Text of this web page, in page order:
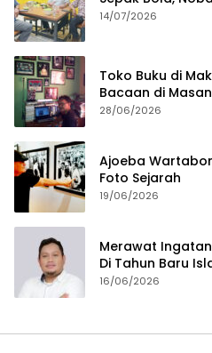
14/07/2026
Toko Buku di
Bacaan di
28/06/2026
Ajoeba
Foto Sejarah
19/06/2026
Merawat
Di Tahun Baru
16/06/2026